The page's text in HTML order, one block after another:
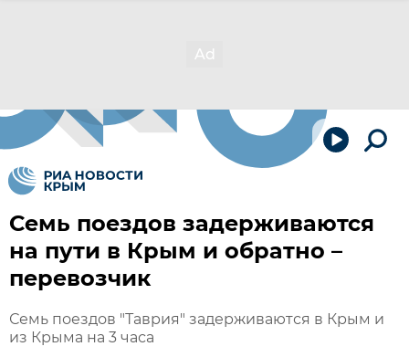
Семь поездов задерживаются
на пути в Крым и обратно –
перевозчик
Семь поездов "Таврия" задерживаются в Крым и
из Крыма на 3 часа